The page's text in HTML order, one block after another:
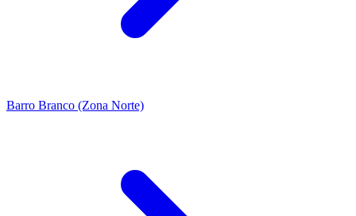
Barro Branco (Zona Norte)